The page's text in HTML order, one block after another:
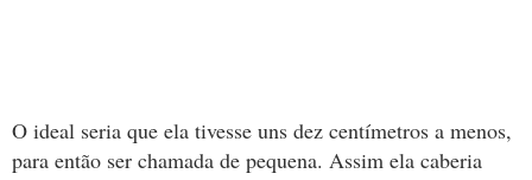
O ideal seria que ela tivesse uns dez centímetros a menos,
para então ser chamada de pequena. Assim ela caberia